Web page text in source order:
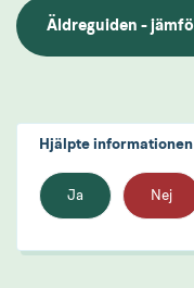
Äldreguiden -
Länk till annan
Hjälpte
Ja Nej